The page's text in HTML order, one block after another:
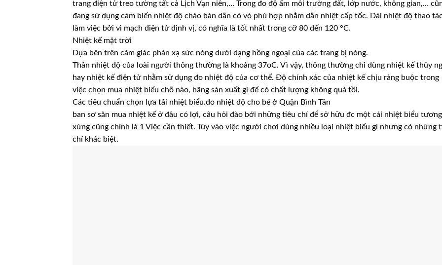
trang điện tử treo tường tất cả Lịch Vạn niên,… Trong đo độ ẩm môi trường đất, lớp nước, không gian,…
đang sử dụng cảm biến nhiệt độ chào bán dẫn có vỏ phù hợp nhằm dẫn nhiệt cấp tốc. Dải nhiệt độ thao
làm việc bởi vì mạch điện tử định vị, có nghĩa là tốt nhất trong cỡ 80 đến 120 °C.
Nhiệt kế mặt trời
Dựa bên trên cảm giác phản xạ sức nóng dưới dạng hồng ngoại của các trang bị nóng.
Thân nhiệt độ của loài người thông thường là khoảng 37oC. Vì vậy, thông thường chỉ dùng nhiệt kế thủy
hay nhiệt kế điện tử nhằm sử dụng đo nhiệt độ của cơ thể. Độ chính xác của nhiệt kế chịu ràng buộc trong
việc chọn mua nhiệt biểu chỗ nào, hãng sản xuất gì để có chất lượng không quá tồi.
Các tiêu chuẩn chọn lựa tải nhiệt biểu.đo nhiệt độ cho bé ở Quận Bình Tân
ban sơ săn mua nhiệt kế ở đâu có lợi, câu hỏi đào bới những tiêu chí để sở hữu đc một cái nhiệt biểu tương
xứng cũng chính là 1 Việc cần thiết. Tùy vào việc người chơi dùng nhiều loại nhiệt biểu gì nhưng có những
chí khác biệt.